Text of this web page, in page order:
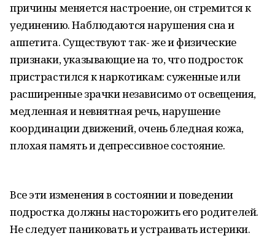
причины меняется настроение, он стремится к
уединению. Наблюдаются нарушения сна и
аппетита. Существуют так- же и физические
признаки, указывающие на то, что подросток
пристрастился к наркотикам: суженные или
расширенные зрачки независимо от освещения,
медленная и невнятная речь, нарушение
координации движений, очень бледная кожа,
плохая память и депрессивное состояние.
Все эти изменения в состоянии и поведении
подростка должны насторожить его родителей.
Не следует паниковать и устраивать истерики.